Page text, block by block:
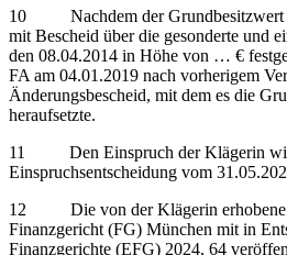
10 Nachdem der Grundbesitzwert
mit Bescheid über die gesonderte und
den 08.04.2014 in Höhe von … €
FA am 04.01.2019 nach vorherigem
Änderungsbescheid, mit dem es die
heraufsetzte.
11 Den Einspruch der Klägerin
Einspruchsentscheidung vom
12 Die von der Klägerin erhobene
Finanzgericht (FG) München mit in
Finanzgerichte (EFG) 2024, 64